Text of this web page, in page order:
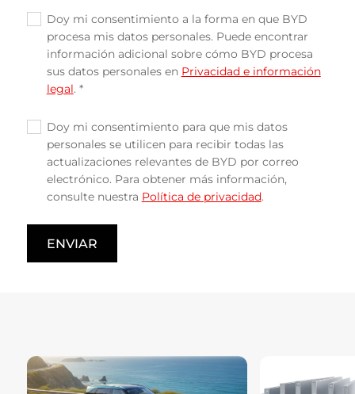
Doy mi consentimiento a la forma en que BYD
procesa mis datos personales. Puede encontrar
información adicional sobre cómo BYD procesa
sus datos personales en Privacidad e información
legal. *
Doy mi consentimiento para que mis datos
personales se utilicen para recibir todas las
actualizaciones relevantes de BYD por correo
electrónico. Para obtener más información,
consulte nuestra Política de privacidad.
ENVIAR